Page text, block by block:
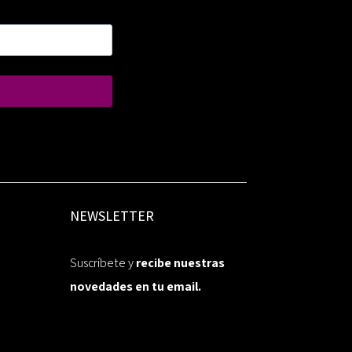
NEWSLETTER
Suscríbete yrecibe nuestras
novedades en tu email.